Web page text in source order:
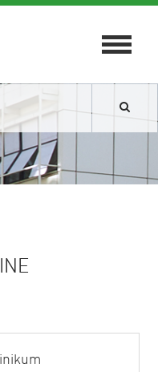
Toggle